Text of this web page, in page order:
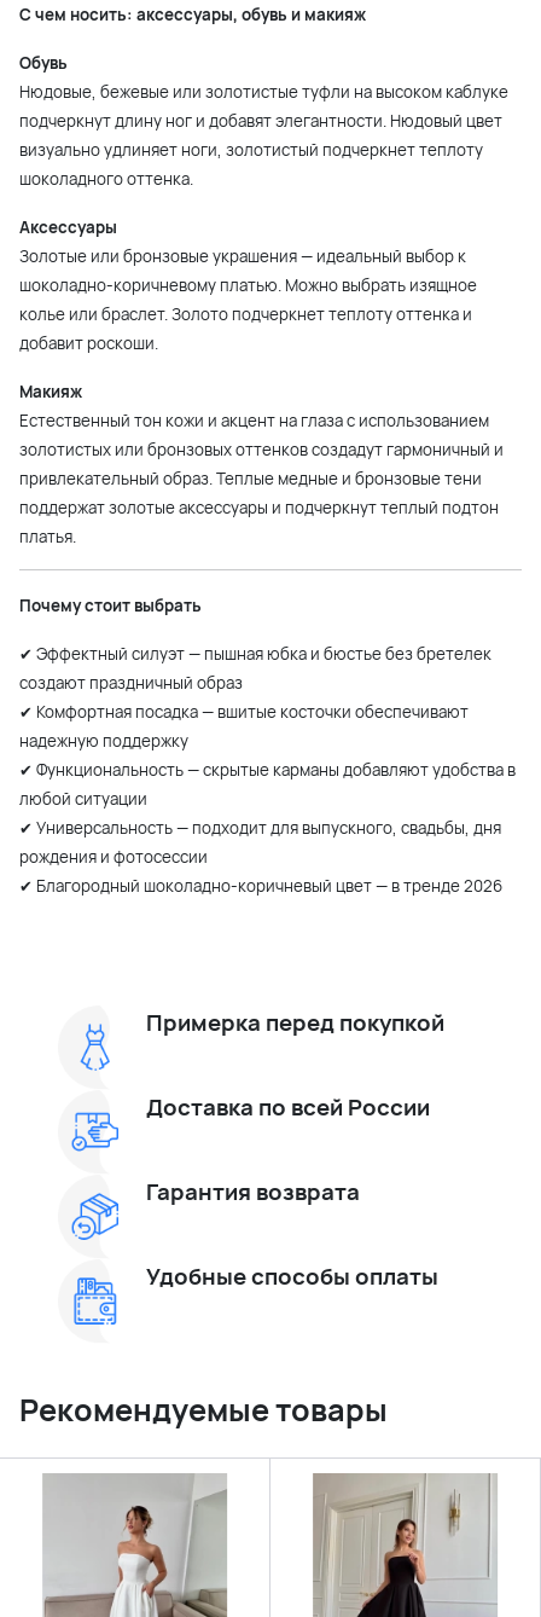
С чем носить: аксессуары, обувь и макияж
Обувь
Нюдовые, бежевые или золотистые туфли на высоком каблуке
подчеркнут длину ног и добавят элегантности. Нюдовый цвет
визуально удлиняет ноги, золотистый подчеркнет теплоту
шоколадного оттенка.
Аксессуары
Золотые или бронзовые украшения — идеальный выбор к
шоколадно-коричневому платью. Можно выбрать изящное
колье или браслет. Золото подчеркнет теплоту оттенка и
добавит роскоши.
Макияж
Естественный тон кожи и акцент на глаза с использованием
золотистых или бронзовых оттенков создадут гармоничный и
привлекательный образ. Теплые медные и бронзовые тени
поддержат золотые аксессуары и подчеркнут теплый подтон
платья.
Почему стоит выбрать
✔ Эффектный силуэт — пышная юбка и бюстье без бретелек
создают праздничный образ
✔ Комфортная посадка — вшитые косточки обеспечивают
надежную поддержку
✔ Функциональность — скрытые карманы добавляют удобства в
любой ситуации
✔ Универсальность — подходит для выпускного, свадьбы, дня
рождения и фотосессии
✔ Благородный шоколадно-коричневый цвет — в тренде 2026
Примерка перед покупкой
Доставка по всей России
Гарантия возврата
Удобные способы оплаты
Рекомендуемые товары